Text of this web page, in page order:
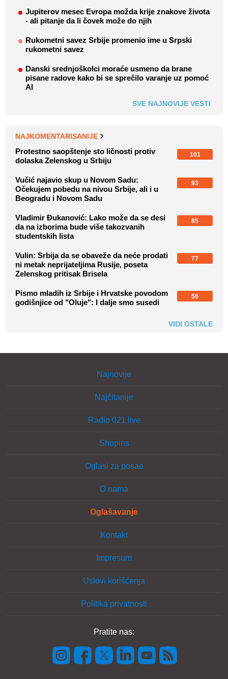
Jupiterov mesec Evropa možda krije znakove života
- ali pitanje da li čovek može do njih
Rukometni savez Srbije promenio ime u Srpski
rukometni savez
Danski srednjoškolci moraće usmeno da brane
pisane radove kako bi se sprečilo varanje uz pomoć
AI
SVE NAJNOVIJE VESTI
NAJKOMENTARISANIJE
Protestno saopštenje sto ličnosti protiv
dolaska Zelenskog u Srbiju
101
Vučić najavio skup u Novom Sadu:
Očekujem pobedu na nivou Srbije, ali i u
Beogradu i Novom Sadu
93
Vladimir Đukanović: Lako može da se desi
da na izborima bude više takozvanih
studentskih lista
85
Vulin: Srbija da se obaveže da neće prodati
ni metak neprijateljima Rusije, poseta
Zelenskog pritisak Brisela
77
Pismo mladih iz Srbije i Hrvatske povodom
godišnjice od "Oluje": I dalje smo susedi
56
VIDI OSTALE
Najnovije
Najčitanije
Radio 021 live
Shopins
Oglasi za posao
O nama
Oglašavanje
Kontakt
Impresum
Uslovi korišćenja
Politika privatnosti
Pratite nas: